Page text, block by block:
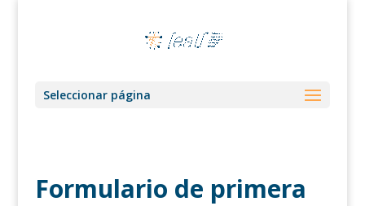
Seleccionar página
Formulario de primera